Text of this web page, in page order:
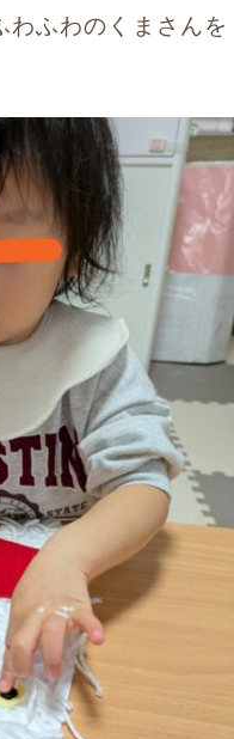
ふわのくまさんを